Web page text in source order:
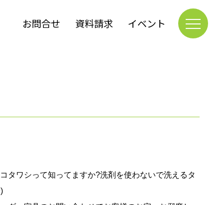
お問合せ 資料請求 イベント
ワシって知ってますか?洗剤を使わないで洗えるタ